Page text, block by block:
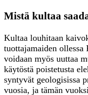
Mistä kultaa
Kultaa louhitaan
tuottajamaiden
voidaan myös uuttaa
käytöstä poistetusta
syntyvät geologisissa
vuosia, ja tämän